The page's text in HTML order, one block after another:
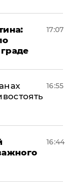
17:07
16:55
16:44